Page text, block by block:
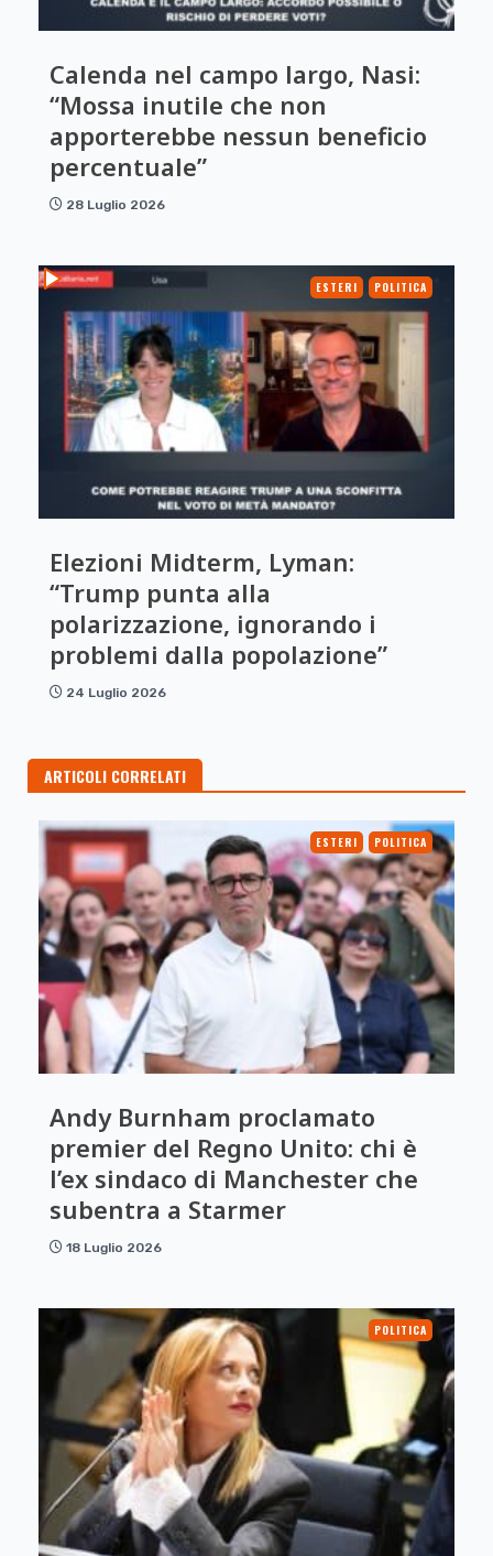
Calenda nel campo largo, Nasi:
“Mossa inutile che non
apporterebbe nessun beneficio
percentuale”
28 Luglio 2026
ESTERI POLITICA
Elezioni Midterm, Lyman:
“Trump punta alla
polarizzazione, ignorando i
problemi dalla popolazione”
24 Luglio 2026
ARTICOLI CORRELATI
ESTERI POLITICA
Andy Burnham proclamato
premier del Regno Unito: chi è
l’ex sindaco di Manchester che
subentra a Starmer
18 Luglio 2026
POLITICA